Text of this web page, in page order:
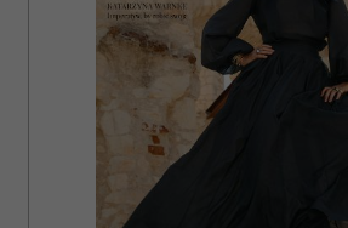
społecznościowym, reklamowym i
Partnerzy mogą połączyć te
otrzymanymi od Ciebie lub
korzystania z ich usług.